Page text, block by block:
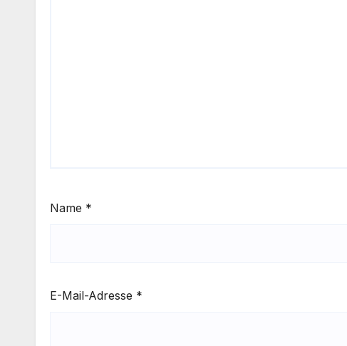
Name *
E-Mail-Adresse *